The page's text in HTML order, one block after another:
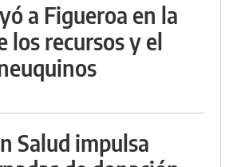
a Figueroa en la
los recursos y el
Salud impulsa